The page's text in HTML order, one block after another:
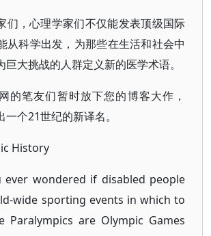
们，心理学家们不仅能发表顶级国际
从科学出发，为那些在生活和社会中
大挑战的人群定义新的医学术语。
的笔友们暂时放下您的博客大作，
一个21世纪的新译名。
History
ever wondered if disabled people
wide sporting events in which to
Paralympics are Olympic Games